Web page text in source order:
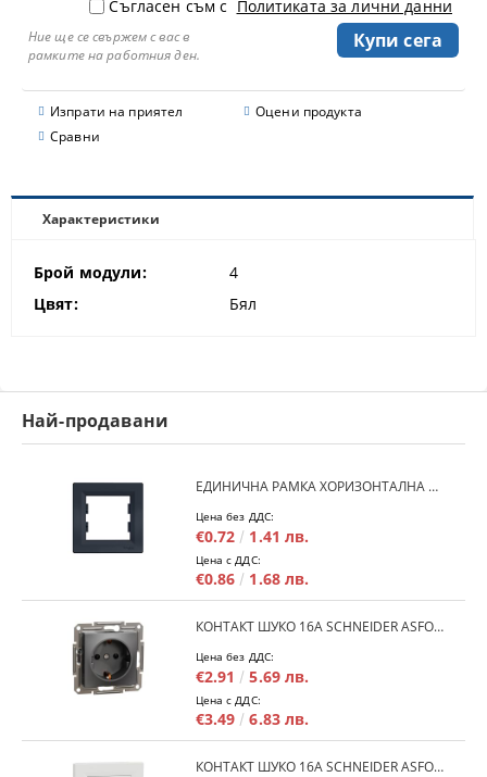
Съгласен съм с Политиката за лични данни
Ние ще се свържем с вас в
рамките на работния ден.
Изпрати на приятел
Оцени продукта
Сравни
Характеристики
Брой модули:
4
Цвят:
Бял
Най-продавани
ЕДИНИЧНА РАМКА ХОРИЗОНТАЛНА SCHNEIDER ASFORA EPH5800171 - АНТРАЦИТ
Цена без ДДС:
€0.72 1.41 лв.
Цена с ДДС:
€0.86 1.68 лв.
КОНТАКТ ШУКО 16A SCHNEIDER ASFORA EPH2900171 - АНРАЦИТ
Цена без ДДС:
€2.91 5.69 лв.
Цена с ДДС:
€3.49 6.83 лв.
КОНТАКТ ШУКО 16A SCHNEIDER ASFORA EPH2900121 - БЯЛ